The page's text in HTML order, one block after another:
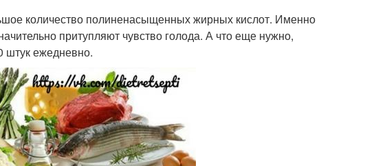
количество полиненасыщенных жирных кислот. Именно
притупляют чувство голода. А что еще нужно,
штук ежедневно.